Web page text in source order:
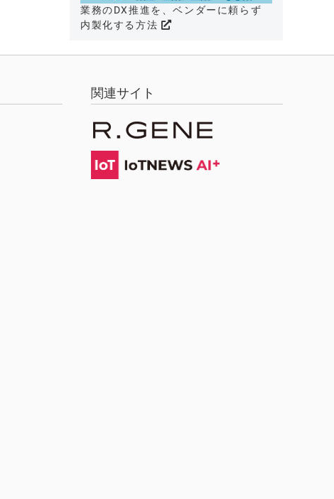
業務のDX推進を、ベンダーに頼らず
内製化する方法
関連サイト